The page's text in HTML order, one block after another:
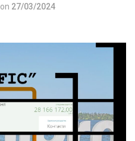
on 27/03/2024